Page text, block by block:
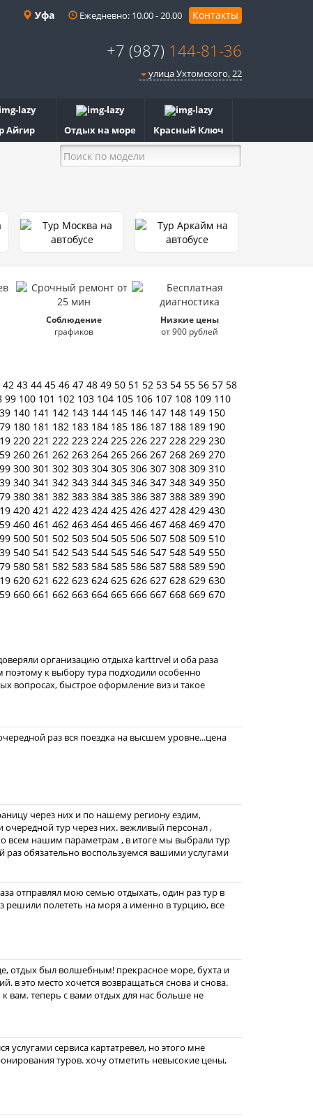
Уфа Ежедневно: 10.00 - 20.00 Контакты
+7 (987) 144-81-36
улица Ухтомского, 22
Айгир Отдых на море Красный Ключ
Соблюдение
графиков
Низкие цены
от 900 рублей
42 43 44 45 46 47 48 49 50 51 52 53 54 55 56 57 58
99 100 101 102 103 104 105 106 107 108 109 110
140 141 142 143 144 145 146 147 148 149 150
180 181 182 183 184 185 186 187 188 189 190
220 221 222 223 224 225 226 227 228 229 230
260 261 262 263 264 265 266 267 268 269 270
300 301 302 303 304 305 306 307 308 309 310
340 341 342 343 344 345 346 347 348 349 350
380 381 382 383 384 385 386 387 388 389 390
420 421 422 423 424 425 426 427 428 429 430
460 461 462 463 464 465 466 467 468 469 470
500 501 502 503 504 505 506 507 508 509 510
540 541 542 543 544 545 546 547 548 549 550
580 581 582 583 584 585 586 587 588 589 590
620 621 622 623 624 625 626 627 628 629 630
660 661 662 663 664 665 666 667 668 669 670
организацию отдыха karttrvel и оба раза
к выбору тура подходили особенно
вопросах, быстрое оформление виз и такое
раз вся поездка на высшем уровне...цена
через них и по нашему региону ездим,
тур через них. вежливый персонал ,
всем нашим параметрам , в итоге мы выбрали тур
обязательно воспользуемся вашими услугами
отправлял мою семью отдыхать, один раз тур в
решили полететь на моря а именно в турцию, все
отдых был волшебным! прекрасное море, бухта и
в это место хочется возвращаться снова и снова.
вам. теперь с вами отдых для нас больше не
услугами сервиса картатревел, но этого мне
туров. хочу отметить невысокие цены,